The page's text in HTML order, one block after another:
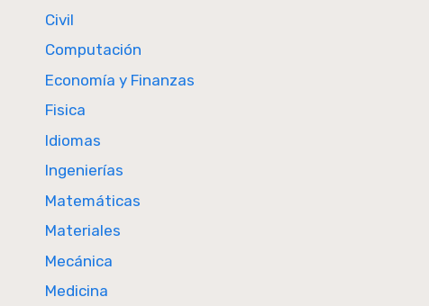
Civil
Computación
Economía y Finanzas
Fisica
Idiomas
Ingenierías
Matemáticas
Materiales
Mecánica
Medicina